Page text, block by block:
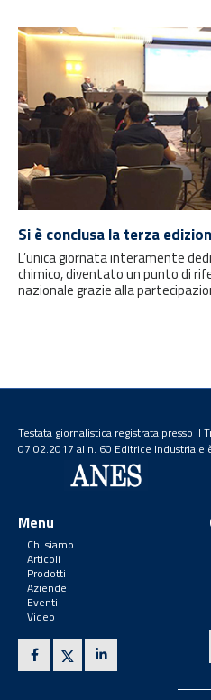
Si è conclusa la terza
L’unica giornata interamente
chimico, diventato un punto di
nazionale grazie alla
Testata giornalistica registrata presso il
07.02.2017 al n. 60 Editrice Industriale
Menu
Chi siamo
Articoli
Prodotti
Aziende
Eventi
Video